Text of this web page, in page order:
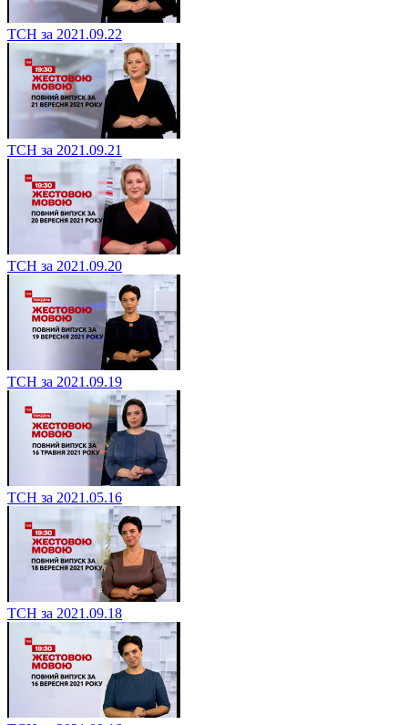
ТСН за 2021.09.22
ТСН за 2021.09.21
ТСН за 2021.09.20
ТСН за 2021.09.19
ТСН за 2021.05.16
ТСН за 2021.09.18